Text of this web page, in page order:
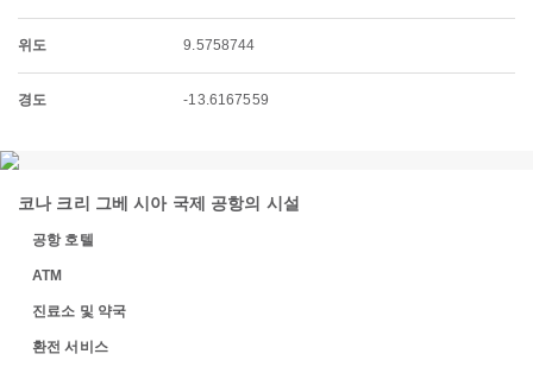
위도 9.5758744
경도 -13.6167559
코나 크리 그베 시아 국제 공항의 시설
공항 호텔
ATM
진료소 및 약국
환전 서비스